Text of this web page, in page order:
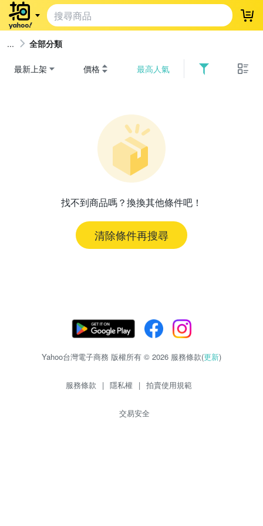
登
全部分類
最新上架 價格 最高人氣
找不到商品嗎？換換其他條件吧！
清除條件再搜尋
Yahoo台灣電子商務 版權所有 © 2026 服務條款(更新)
服務條款 | 隱私權 | 拍賣使用規範
交易安全